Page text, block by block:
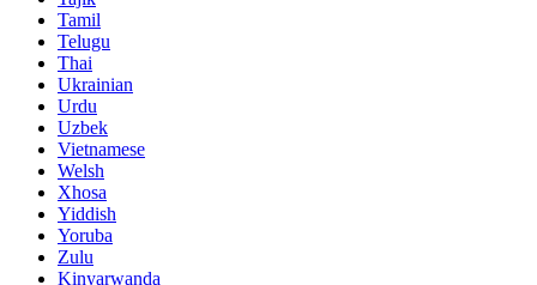
Tamil
Telugu
Thai
Ukrainian
Urdu
Uzbek
Vietnamese
Welsh
Xhosa
Yiddish
Yoruba
Zulu
Kinyarwanda